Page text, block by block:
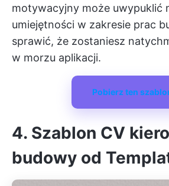
motywacyjny może uwypuklić
umiejętności w zakresie prac
sprawić, że zostaniesz
w morzu aplikacji.
Pobierz ten
4. Szablon CV
budowy od